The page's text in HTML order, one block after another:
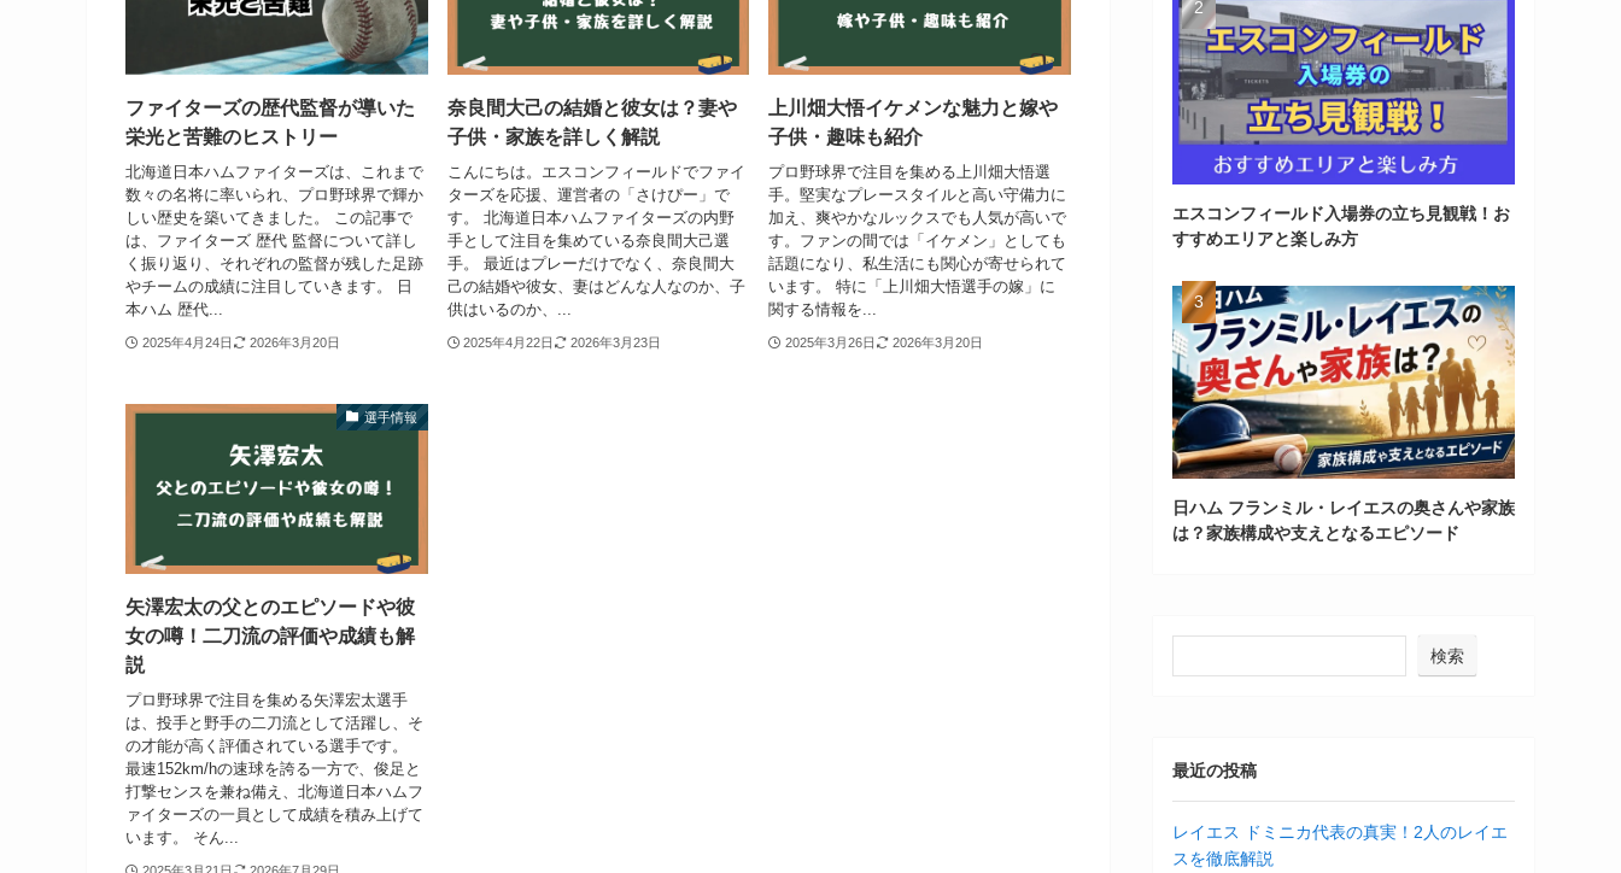
ファイターズの歴代監督が導いた
栄光と苦難のヒストリー
北海道日本ハムファイターズは、これまで
数々の名将に率いられ、プロ野球界で輝か
しい歴史を築いてきました。 この記事で
は、ファイターズ 歴代 監督について詳し
く振り返り、それぞれの監督が残した足跡
やチームの成績に注目していきます。 日
本ハム 歴代...
2025年4月24日 2026年3月20日
奈良間大己の結婚と彼女は？妻や
子供・家族を詳しく解説
こんにちは。エスコンフィールドでファイ
ターズを応援、運営者の「さけぴー」で
す。 北海道日本ハムファイターズの内野
手として注目を集めている奈良間大己選
手。 最近はプレーだけでなく、奈良間大
己の結婚や彼女、妻はどんな人なのか、子
供はいるのか、...
2025年4月22日 2026年3月23日
上川畑大悟イケメンな魅力と嫁や
子供・趣味も紹介
プロ野球界で注目を集める上川畑大悟選
手。堅実なプレースタイルと高い守備力に
加え、爽やかなルックスでも人気が高いで
す。ファンの間では「イケメン」としても
話題になり、私生活にも関心が寄せられて
います。 特に「上川畑大悟選手の嫁」に
関する情報を...
2025年3月26日 2026年3月20日
選手情報
矢澤宏太の父とのエピソードや彼
女の噂！二刀流の評価や成績も解
説
プロ野球界で注目を集める矢澤宏太選手
は、投手と野手の二刀流として活躍し、そ
の才能が高く評価されている選手です。
最速152km/hの速球を誇る一方で、俊足と
打撃センスを兼ね備え、北海道日本ハムフ
ァイターズの一員として成績を積み上げて
います。 そん...
エスコンフィールド入場券の立ち見観戦！お
すすめエリアと楽しみ方
日ハム フランミル・レイエスの奥さんや家族
は？家族構成や支えとなるエピソード
検索
最近の投稿
レイエス ドミニカ代表の真実！2人のレイエ
スを徹底解説